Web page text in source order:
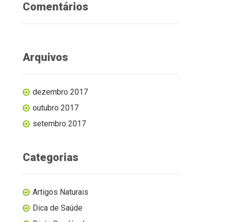
Comentários
Arquivos
dezembro 2017
outubro 2017
setembro 2017
Categorias
Artigos Naturais
Dica de Saúde